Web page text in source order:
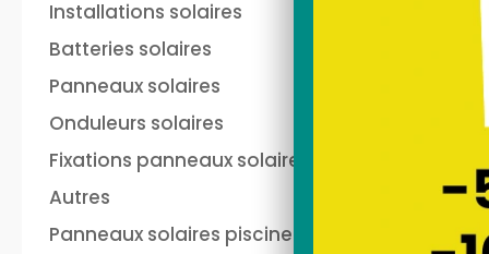
Sunethic sur prise 220V
batterie panneau solaire
Nos stations solaires
Installations solaires
Batteries solaires
Panneaux solaires
Onduleurs solaires
Fixations panneaux solaires
Autres
Panneaux solaires piscine